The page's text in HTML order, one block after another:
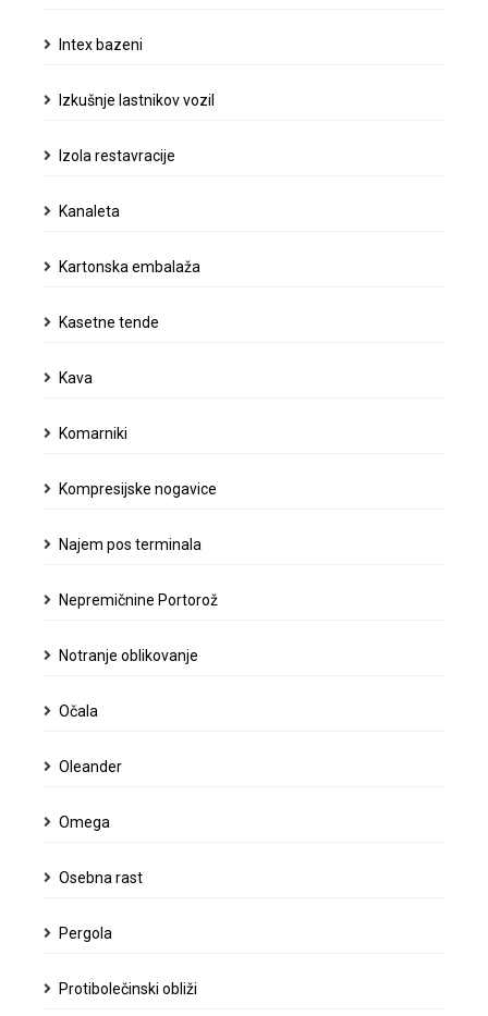
Intex bazeni
Izkušnje lastnikov vozil
Izola restavracije
Kanaleta
Kartonska embalaža
Kasetne tende
Kava
Komarniki
Kompresijske nogavice
Najem pos terminala
Nepremičnine Portorož
Notranje oblikovanje
Očala
Oleander
Omega
Osebna rast
Pergola
Protibolečinski obliži